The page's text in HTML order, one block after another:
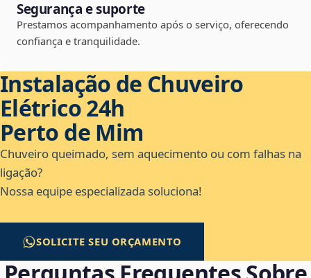
Segurança e suporte
Prestamos acompanhamento após o serviço, oferecendo
confiança e tranquilidade.
Instalação de Chuveiro
Elétrico 24h
Perto de Mim
Chuveiro queimado, sem aquecimento ou com falhas na
ligação?
Nossa equipe especializada soluciona!
SOLICITE SEU ORÇAMENTO